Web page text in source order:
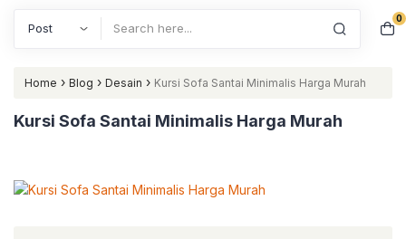
0
Home › Blog › Desain › Kursi Sofa Santai Minimalis Harga Murah
Kursi Sofa Santai Minimalis Harga Murah